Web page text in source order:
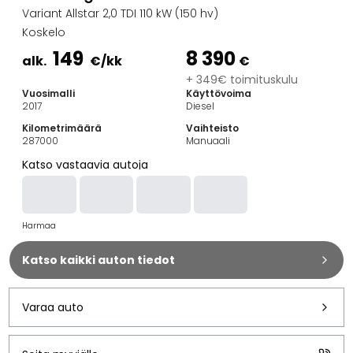
Farmariautot
Kaupunkiautot
Vetoautot
Hyötyajoneuvot
Huutokauppa-autot
Edulliset autot
Automerkit
BMW
Kia
Mercedes-Benz
Polestar
Skoda
Tesla
Toyota
Variant Allstar 2,0 TDI 110 kW (150 hv)
Koskelo
alk. 149 €/kk 8 390 €
+ 349€ toimituskulu
Vuosimalli
2017
Käyttövoima
Diesel
Kilometrimäärä
287000
Vaihteisto
Manuaali
Katso vastaavia autoja
Harmaa
Katso kaikki auton tiedot
Varaa auto